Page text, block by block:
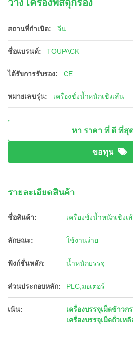
ว่าง เครื่องพัสดุกรอง
สถานที่กำเนิด: จีน
ชื่อแบรนด์: TOUPACK
ได้รับการรับรอง: CE
หมายเลขรุ่น: เครื่องชั่งน้ำหนักเชิงเส้น
หา ราคา ที่ ดี ที่สุด
ขอทุน
รายละเอียดสินค้า
ชื่อสินค้า: เครื่องชั่งน้ำหนักเชิงเ
ลักษณะ: ใช้งานง่าย
ฟังก์ชั่นหลัก: น้ำหนักบรรจุ
ส่วนประกอบหลัก: PLC,มอเตอร์
เน้น: เครื่องบรรจุเม็ดข้าวก
เครื่องบรรจุเม็ดถั่วเหลื